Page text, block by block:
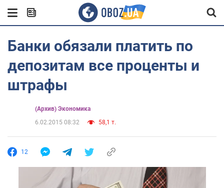
Банки обязали платить по
депозитам все проценты и
штрафы
(Архив) Экономика
6.02.2015 08:32
58,1 т.
12